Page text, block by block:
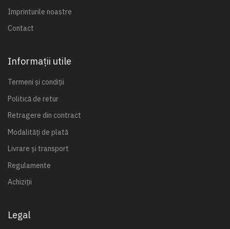
Imprinturile noastre
Contact
Informații utile
Termeni și condiții
Politică de retur
Retragere din contract
Modalități de plată
Livrare și transport
Regulamente
Achiziții
Legal